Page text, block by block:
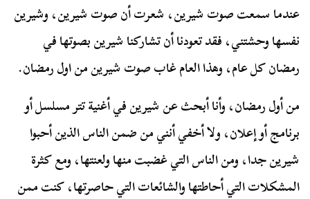
عندما سمعت صوت شيرين، شعرت أن صوت شيرين، وشيرين
نفسها وحشتني، فقد تعودنا أن تشاركنا شيرين بصوتها في
رمضان كل عام، وهذا العام غاب صوت شيرين من اول رمضان.
من أول رمضان، وأنا أبحث عن شيرين في أغنية تتر مسلسل أو
برنامج أو إعلان، ولا أخفي أنني من ضمن الناس الذين أحبوا
شيرين جدا، ومن الناس التي غضبت منها ولعنتها، ومع كثرة
المشكلات التي أحاطتها والشائعات التي حاصرتها، كنت ممن